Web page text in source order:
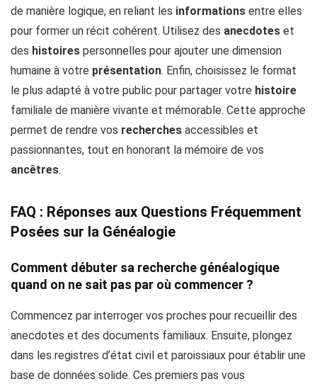
de manière logique, en reliant les informations entre elles
pour former un récit cohérent. Utilisez des anecdotes et
des histoires personnelles pour ajouter une dimension
humaine à votre présentation. Enfin, choisissez le format
le plus adapté à votre public pour partager votre histoire
familiale de manière vivante et mémorable. Cette approche
permet de rendre vos recherches accessibles et
passionnantes, tout en honorant la mémoire de vos
ancêtres.
FAQ : Réponses aux Questions Fréquemment
Posées sur la Généalogie
Comment débuter sa recherche généalogique
quand on ne sait pas par où commencer ?
Commencez par interroger vos proches pour recueillir des
anecdotes et des documents familiaux. Ensuite, plongez
dans les registres d’état civil et paroissiaux pour établir une
base de données solide. Ces premiers pas vous